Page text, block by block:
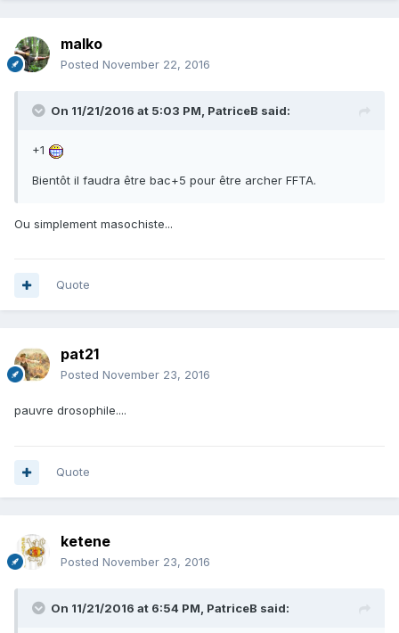
malko
Posted November 22, 2016
On 11/21/2016 at 5:03 PM, PatriceB said:
+1
Bientôt il faudra être bac+5 pour être archer FFTA.
Ou simplement masochiste...
Quote
pat21
Posted November 23, 2016
pauvre drosophile....
Quote
ketene
Posted November 23, 2016
On 11/21/2016 at 6:54 PM, PatriceB said: